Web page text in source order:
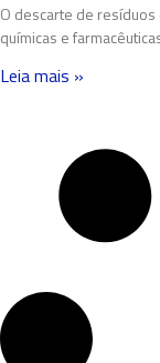
O descarte de
químicas e
Leia mais »